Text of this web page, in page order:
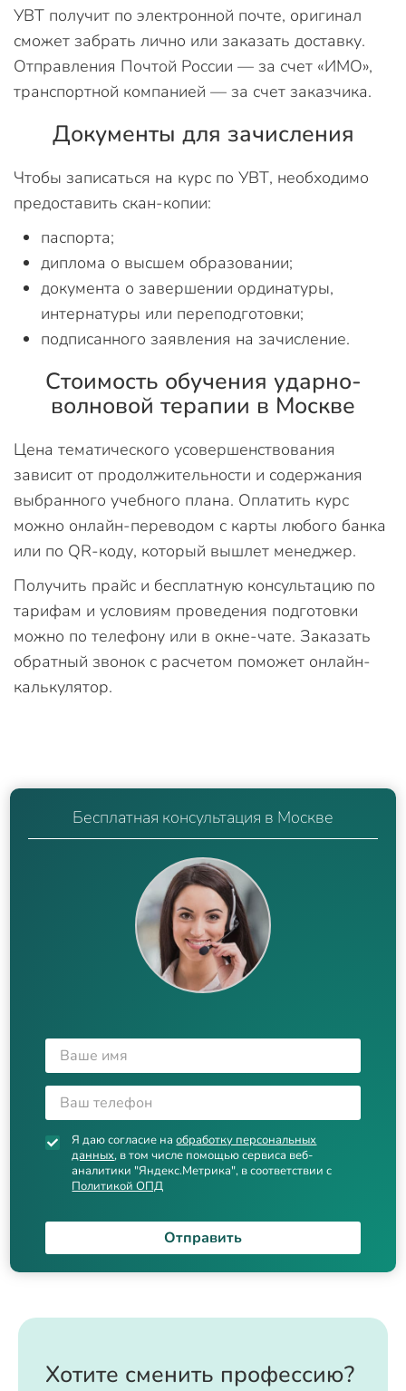
УВТ получит по электронной почте, оригинал
сможет забрать лично или заказать доставку.
Отправления Почтой России — за счет «ИМО»,
транспортной компанией — за счет заказчика.
Документы для зачисления
Чтобы записаться на курс по УВТ, необходимо
предоставить скан-копии:
паспорта;
диплома о высшем образовании;
документа о завершении ординатуры,
интернатуры или переподготовки;
подписанного заявления на зачисление.
Стоимость обучения ударно-
волновой терапии в Москве
Цена тематического усовершенствования
зависит от продолжительности и содержания
выбранного учебного плана. Оплатить курс
можно онлайн-переводом с карты любого банка
или по QR-коду, который вышлет менеджер.
Получить прайс и бесплатную консультацию по
тарифам и условиям проведения подготовки
можно по телефону или в окне-чате. Заказать
обратный звонок с расчетом поможет онлайн-
калькулятор.
Бесплатная консультация в Москве
Я даю согласие наобработку персональных
данных, в том числе помощью сервиса веб-
аналитики "Яндекс.Метрика", в соответствии с
Политикой ОПД
Отправить
Хотите сменить профессию?